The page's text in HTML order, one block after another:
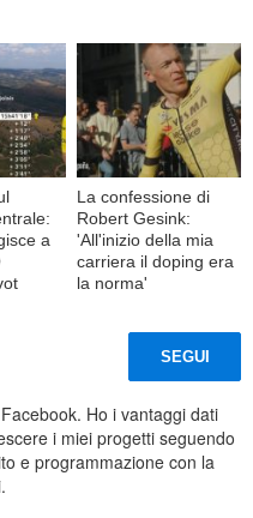
a
La confessione di
Robert Gesink:
'All'inizio della mia
carriera il doping era
la norma'
SEGUI
Ho i vantaggi dati
i miei progetti seguendo
e programmazione con la